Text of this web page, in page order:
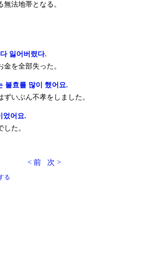
法地帯となる。
잃어버렸다.
を全部失った。
불효를 많이 했어요.
いぶん不孝をしました。
었어요.
た。
< 前 次 >
る